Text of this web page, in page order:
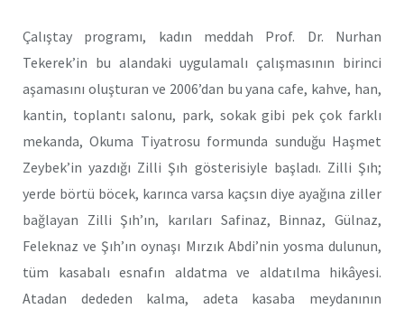
Çalıştay programı, kadın meddah Prof. Dr. Nurhan
Tekerek’in bu alandaki uygulamalı çalışmasının birinci
aşamasını oluşturan ve 2006’dan bu yana cafe, kahve, han,
kantin, toplantı salonu, park, sokak gibi pek çok farklı
mekanda, Okuma Tiyatrosu formunda sunduğu Haşmet
Zeybek’in yazdığı Zilli Şıh gösterisiyle başladı. Zilli Şıh;
yerde börtü böcek, karınca varsa kaçsın diye ayağına ziller
bağlayan Zilli Şıh’ın, karıları Safinaz, Binnaz, Gülnaz,
Feleknaz ve Şıh’ın oynaşı Mırzık Abdi’nin yosma dulunun,
tüm kasabalı esnafın aldatma ve aldatılma hikâyesi.
Atadan dededen kalma, adeta kasaba meydanının